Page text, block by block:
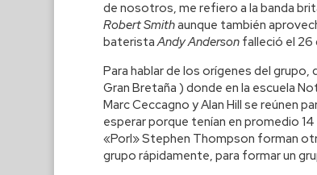
de nosotros, me refiero a la banda
Robert Smithaunque también
bateristaAndy Andersonfalleció el 26
Para hablar de los orígenes del grupo,
Gran Bretaña ) donde en la escuela
Marc Ceccagno y Alan Hill se reúnen
esperar porque tenían en promedio
«Porl» Stephen Thompson forman
grupo rápidamente, para formar un